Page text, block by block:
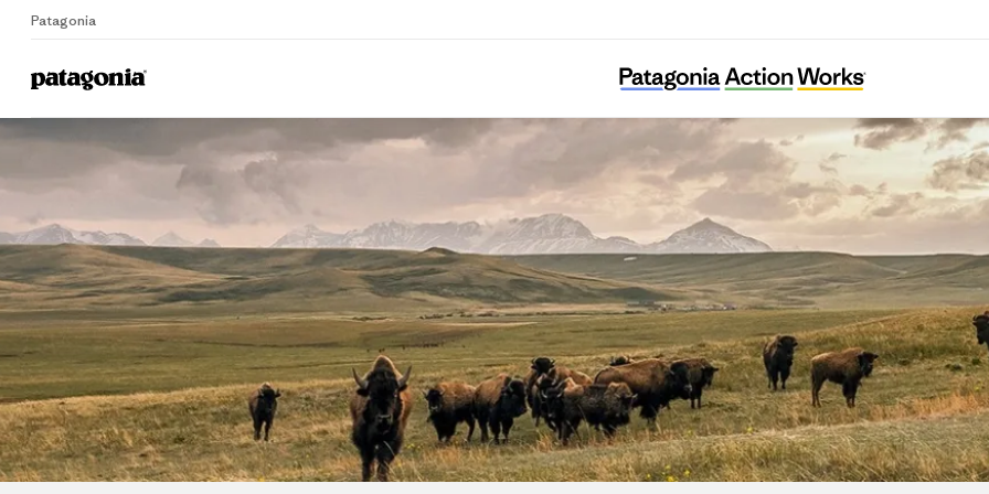
Patagonia
Home
Omurawan Nature Trip